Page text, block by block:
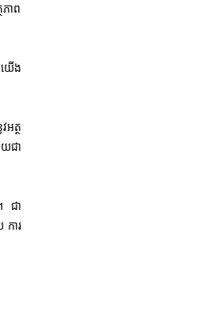
ាព
យើង
ត្ថ
យជា
ជា
ការ